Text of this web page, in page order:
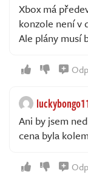
Xbox má
konzole není v
Ale plány musí
Ani by jsem
cena byla